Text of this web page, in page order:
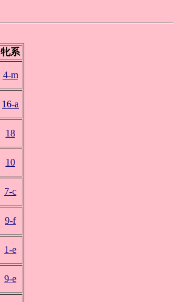
牝系
4-m
16-a
18
10
7-c
9-f
1-e
9-e